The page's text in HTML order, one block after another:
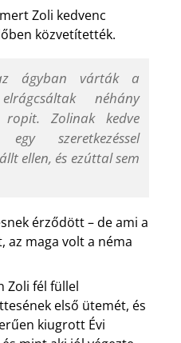
Zoli kedvenc
közvetítették.
ágyban várták a
néhány
Zolinak kedve
szeretkezéssel
ellen, és ezúttal sem
érződött – de ami a
az maga volt a néma
Zoli fél füllel
első ütemét, és
kiugrott Évi